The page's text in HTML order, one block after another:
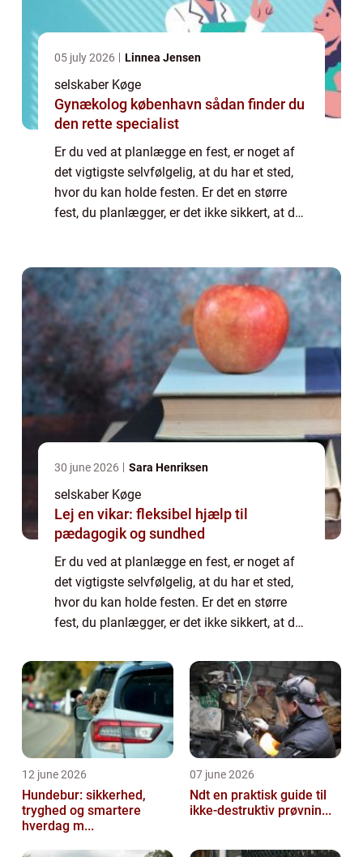
05 july 2026 Linnea Jensen
selskaber Køge
Gynækolog københavn sådan finder du
den rette specialist
Er du ved at planlægge en fest, er noget af
det vigtigste selvfølgelig, at du har et sted,
hvor du kan holde festen. Er det en større
fest, du planlægger, er det ikke sikkert, at du
30 june 2026 Sara Henriksen
selskaber Køge
Lej en vikar: fleksibel hjælp til
pædagogik og sundhed
Er du ved at planlægge en fest, er noget af
det vigtigste selvfølgelig, at du har et sted,
hvor du kan holde festen. Er det en større
fest, du planlægger, er det ikke sikkert, at du
derhjemme. Derfor har du selvføl...
12 june 2026
Hundebur: sikkerhed,
tryghed og smartere
hverdag m...
07 june 2026
Ndt en praktisk guide til
ikke-destruktiv prøvnin...